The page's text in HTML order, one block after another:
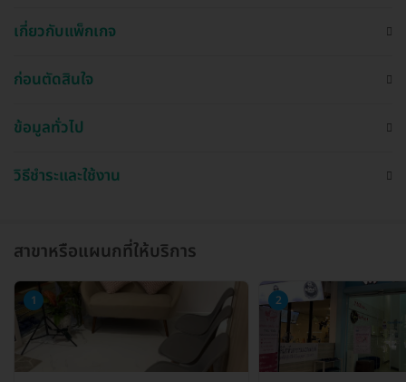
เกี่ยวกับแพ็กเกจ
ก่อนตัดสินใจ
ข้อมูลทั่วไป
วิธีชำระและใช้งาน
สาขาหรือแผนกที่ให้บริการ
1 2